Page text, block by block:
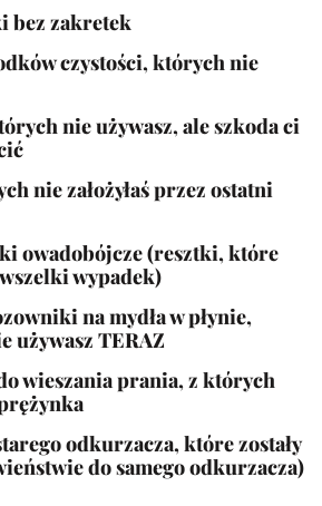
bez zakretek
czystości, których nie
nie używasz, ale szkoda ci
nie założyłaś przez ostatni
owadobójcze (resztki, które
wszelki wypadek)
na mydła w płynie,
używasz TERAZ
wieszania prania, z których
odkurzacza, które zostały
do samego odkurzacza)